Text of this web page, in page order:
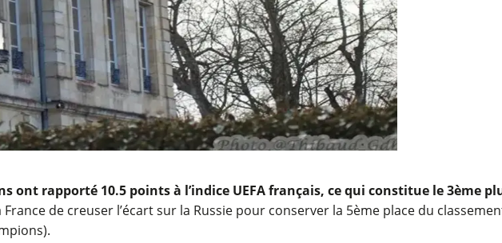
ont rapporté 10.5 points à l’indice UEFA français, ce qui constitue le 3ème
de creuser l’écart sur la Russie pour conserver la 5ème place du